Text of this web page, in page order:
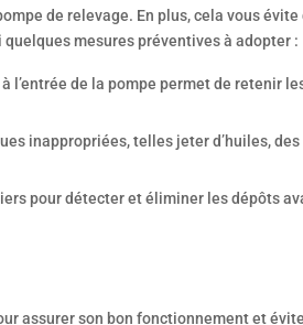
de relevage. En plus, cela vous évite
mesures préventives à adopter :​
à l’entrée de la pompe permet de retenir
inappropriées, telles jeter d’huiles, des
pour détecter et éliminer les dépôts
assurer son bon fonctionnement et